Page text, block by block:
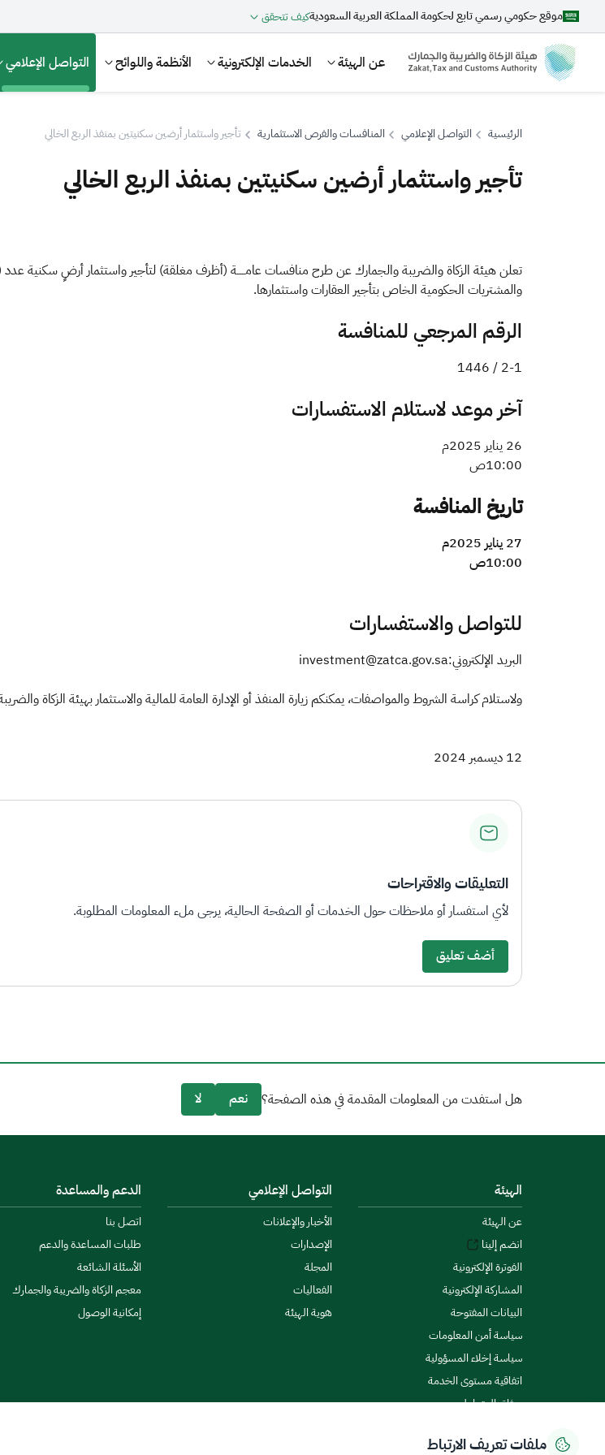
موقع حكومي رسمي تابع لحكومة المملكة العربية السعوديةكيف تتحقق
عن الهيئة الخدمات الإلكترونية الأنظمة واللوائح التواصل الإعلامي
بحث
اقتراحات
الرئيسية التواصل الإعلامي المنافسات والفرص الاستثمارية تأجير واستثمار أرضين سكنيتين بمنفذ الربع الخالي
تأجير واستثمار أرضين سكنيتين بمنفذ الربع الخالي
والمشتريات الحكومية الخاص بتأجير العقارات واستثمارها.
الرقم المرجعي للمنافسة
2-1 / 1446
آخر موعد لاستلام الاستفسارات
26 يناير 2025م
10:00ص
تاريخ المنافسة
27 يناير 2025م
10:00ص​
للتواصل والاستفسارات
البريد الإلكتروني:investment@zatca.gov.sa
ولاستلام كراسة الشروط والمواصفات، يمكنكم زيارة المنفذ أو الإدارة العامة للمالية والاستثمار بهيئة الزكاة
12 ديسمبر 2024
التعليقات والاقتراحات
لأي استفسار أو ملاحظات حول الخدمات أو الصفحة الحالية، يرجى ملء المعلومات المطلوبة.
أضف تعليق
هل استفدت من المعلومات المقدمة في هذه الصفحة؟ نعم لا
الهيئة
عن الهيئة
انضم إلينا
الفوترة الإلكترونية
المشاركة الإلكترونية
البيانات المفتوحة
سياسة أمن المعلومات
سياسة إخلاء المسؤولية
اتفاقية مستوى الخدمة
ميثاق المتعاملين
التواصل الإعلامي
الأخبار والإعلانات
الإصدارات
المجلة
الفعاليات
هوية الهيئة
الدعم والمساعدة
اتصل بنا
طلبات المساعدة والدعم
الأسئلة الشائعة
معجم الزكاة والضريبة والجمارك
إمكانية الوصول
ملفات تعريف الارتباط